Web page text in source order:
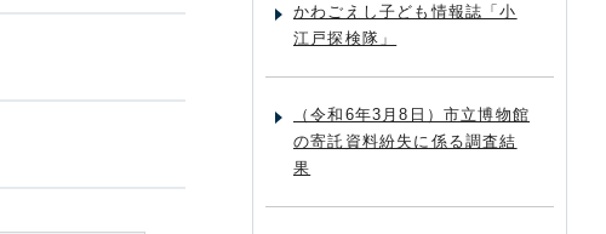
かわごえし子ども情報誌「小
江戸探検隊」
（令和6年3月8日）市立博物館
の寄託資料紛失に係る調査結
果